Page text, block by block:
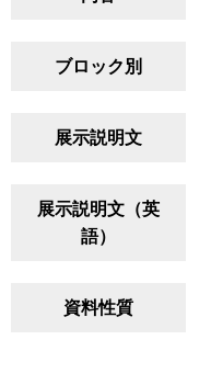
ブロック別
展示説明文
展示説明文（英
語）
資料性質